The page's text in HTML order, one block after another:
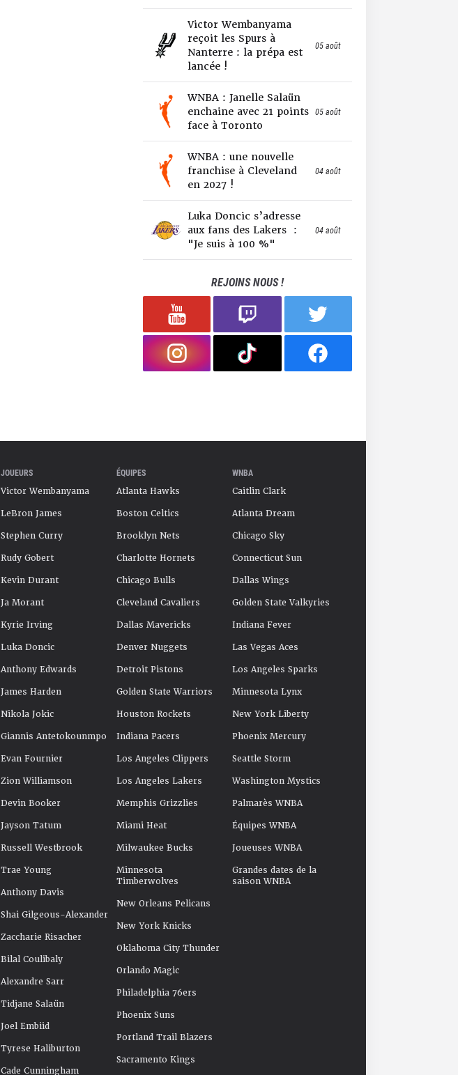
Victor Wembanyama
reçoit les Spurs à
Nanterre : la prépa est
lancée !
05 août
WNBA : Janelle Salaün
enchaine avec 21 points
face à Toronto
05 août
WNBA : une nouvelle
franchise à Cleveland
en 2027 !
04 août
Luka Doncic s’adresse
aux fans des Lakers :
"Je suis à 100 %"
04 août
REJOINS NOUS !
JOUEURS
Victor Wembanyama
LeBron James
Stephen Curry
Rudy Gobert
Kevin Durant
Ja Morant
Kyrie Irving
Luka Doncic
Anthony Edwards
James Harden
Nikola Jokic
Giannis Antetokounmpo
Evan Fournier
Zion Williamson
Devin Booker
Jayson Tatum
Russell Westbrook
Trae Young
Anthony Davis
Shai Gilgeous-Alexander
Zaccharie Risacher
Bilal Coulibaly
Alexandre Sarr
Tidjane Salaün
Joel Embiid
Tyrese Haliburton
Cade Cunningham
ÉQUIPES
Atlanta Hawks
Boston Celtics
Brooklyn Nets
Charlotte Hornets
Chicago Bulls
Cleveland Cavaliers
Dallas Mavericks
Denver Nuggets
Detroit Pistons
Golden State Warriors
Houston Rockets
Indiana Pacers
Los Angeles Clippers
Los Angeles Lakers
Memphis Grizzlies
Miami Heat
Milwaukee Bucks
Minnesota
Timberwolves
New Orleans Pelicans
New York Knicks
Oklahoma City Thunder
Orlando Magic
Philadelphia 76ers
Phoenix Suns
Portland Trail Blazers
Sacramento Kings
WNBA
Caitlin Clark
Atlanta Dream
Chicago Sky
Connecticut Sun
Dallas Wings
Golden State Valkyries
Indiana Fever
Las Vegas Aces
Los Angeles Sparks
Minnesota Lynx
New York Liberty
Phoenix Mercury
Seattle Storm
Washington Mystics
Palmarès WNBA
Équipes WNBA
Joueuses WNBA
Grandes dates de la
saison WNBA